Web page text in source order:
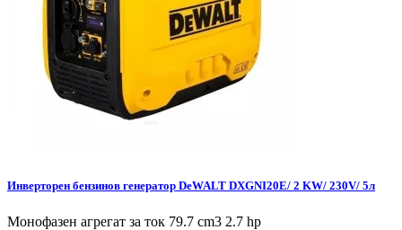
Инверторен бензинов генератор DeWALT DXGNI20E/ 2 KW/ 230V/ 5л
Монофазен агрегат за ток 79.7 cm3 2.7 hp